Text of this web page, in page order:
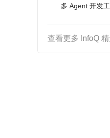
多 Agent 开发
查看更多 InfoQ